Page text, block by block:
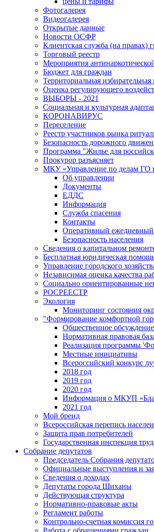
Фотогалерея
Видеогалерея
Открытые данные
Новости ОСФР
Клиентская служба (на правах)
Торговый реестр
Мероприятия
Бюджет для граждан
Территориальная
Оценка регулирующего
ВЫБОРЫ - 2021
Социальная и культурная
КОРОНАВИРУС
Переселение
Реестр участников рынка
Безопасность дорожного
Программа "Жилье для
Прокурор разъясняет
МКУ «Управление по делам ГО
Об управлении
Документы
ЕДДС
Информация
Служба спасения
Контакты
Оперативный ежедневный
Безопасность населения
Сведения о капитальном
Бесплатная юридическая
Управление городского
Независимая оценка качества
Социально ориентированные
РОСРЕЕСТР
Экология
Мониторинг состояния
"Формирование комфортной
Общественное
Нормативная правовая
Реализация программы
Местные инициативы
Всероссийский конкурс
2018 год
2019 год
2020 год
Информация о МКУП
2021 год
Мой бренд
Всероссийская перепись
Защита прав потребителей
Государственная инспекция
Собрание депутатов
Председатель Собрания
Официальные выступления и
Сведения о доходах
Депутаты города Шиханы
Действующая структура
Нормативно-правовые акты
Регламент работы
Контрольно-счетная комиссия
Работа с обращениями граждан